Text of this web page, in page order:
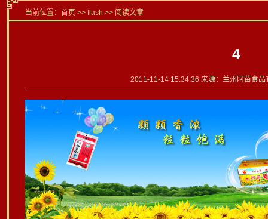
当前位置： 首页 >> flash >> 阅读文章
4
2011-11-14 15:34:36 来源：兰州阿苗食品